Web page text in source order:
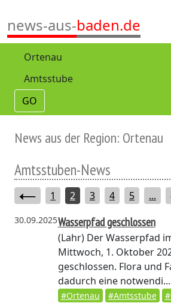
news-aus-baden.de
GO
News aus der Region: Ortenau
Amtsstuben-News
1 2 3 4 5 ...
30.09.2025Wasserpfad geschlossen
(Lahr)Der Wasserpfad
Mittwoch, 1. Oktober
geschlossen. Flora und
dadurch eine notwendi...
#Ortenau #Amtsstube